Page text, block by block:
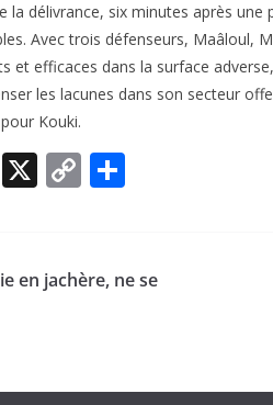
la délivrance, six minutes après
Avec trois défenseurs, Maâloul,
et efficaces dans la surface
les lacunes dans son secteur
Kouki.
Li X C
y
k
g
en jachère, ne se